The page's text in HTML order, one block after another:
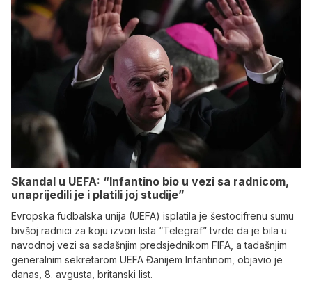
Skandal u UEFA: “Infantino bio u vezi sa radnicom,
unaprijedili je i platili joj studije”
Evropska fudbalska unija (UEFA) isplatila je šestocifrenu sumu
bivšoj radnici za koju izvori lista “Telegraf” tvrde da je bila u
navodnoj vezi sa sadašnjim predsjednikom FIFA, a tadašnjim
generalnim sekretarom UEFA Đanijem Infantinom, objavio je
danas, 8. avgusta, britanski list.